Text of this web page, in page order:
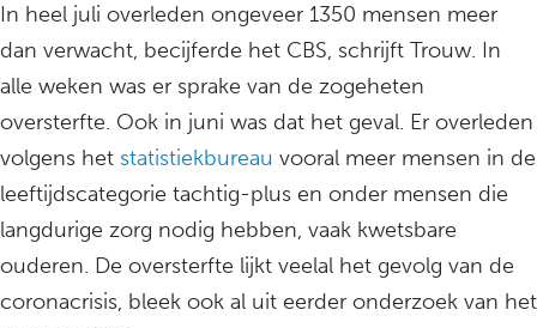
In heel juli overleden ongeveer 1350 mensen meer
dan verwacht, becijferde het CBS, schrijft Trouw. In
alle weken was er sprake van de zogeheten
oversterfte. Ook in juni was dat het geval. Er overleden
volgens het statistiekbureau vooral meer mensen in de
leeftijdscategorie tachtig-plus en onder mensen die
langdurige zorg nodig hebben, vaak kwetsbare
ouderen. De oversterfte lijkt veelal het gevolg van de
coronacrisis, bleek ook al uit eerder onderzoek van het